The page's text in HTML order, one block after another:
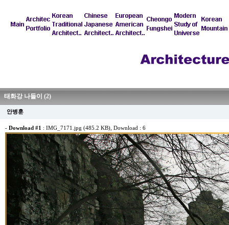
태화강 나들이 (2)
안병훈
- Download #1 : IMG_7171.jpg (485.2 KB) , Download : 6